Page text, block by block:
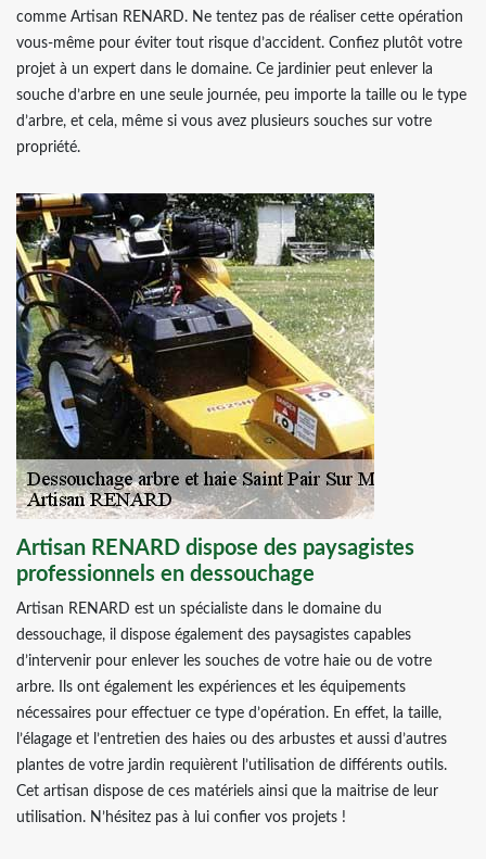
comme Artisan RENARD. Ne tentez pas de réaliser cette opération
vous-même pour éviter tout risque d’accident. Confiez plutôt votre
projet à un expert dans le domaine. Ce jardinier peut enlever la
souche d’arbre en une seule journée, peu importe la taille ou le type
d’arbre, et cela, même si vous avez plusieurs souches sur votre
propriété.
Artisan RENARD dispose des paysagistes
professionnels en dessouchage
Artisan RENARD est un spécialiste dans le domaine du
dessouchage, il dispose également des paysagistes capables
d’intervenir pour enlever les souches de votre haie ou de votre
arbre. Ils ont également les expériences et les équipements
nécessaires pour effectuer ce type d’opération. En effet, la taille,
l’élagage et l’entretien des haies ou des arbustes et aussi d’autres
plantes de votre jardin requièrent l’utilisation de différents outils.
Cet artisan dispose de ces matériels ainsi que la maitrise de leur
utilisation. N’hésitez pas à lui confier vos projets !